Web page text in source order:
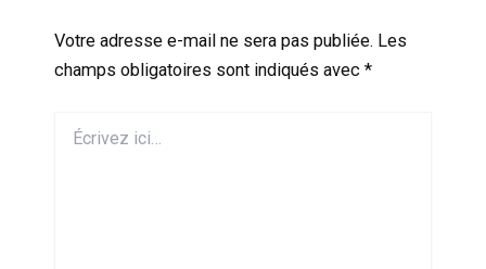
Votre adresse e-mail ne sera pas publiée. Les
champs obligatoires sont indiqués avec *
ici…